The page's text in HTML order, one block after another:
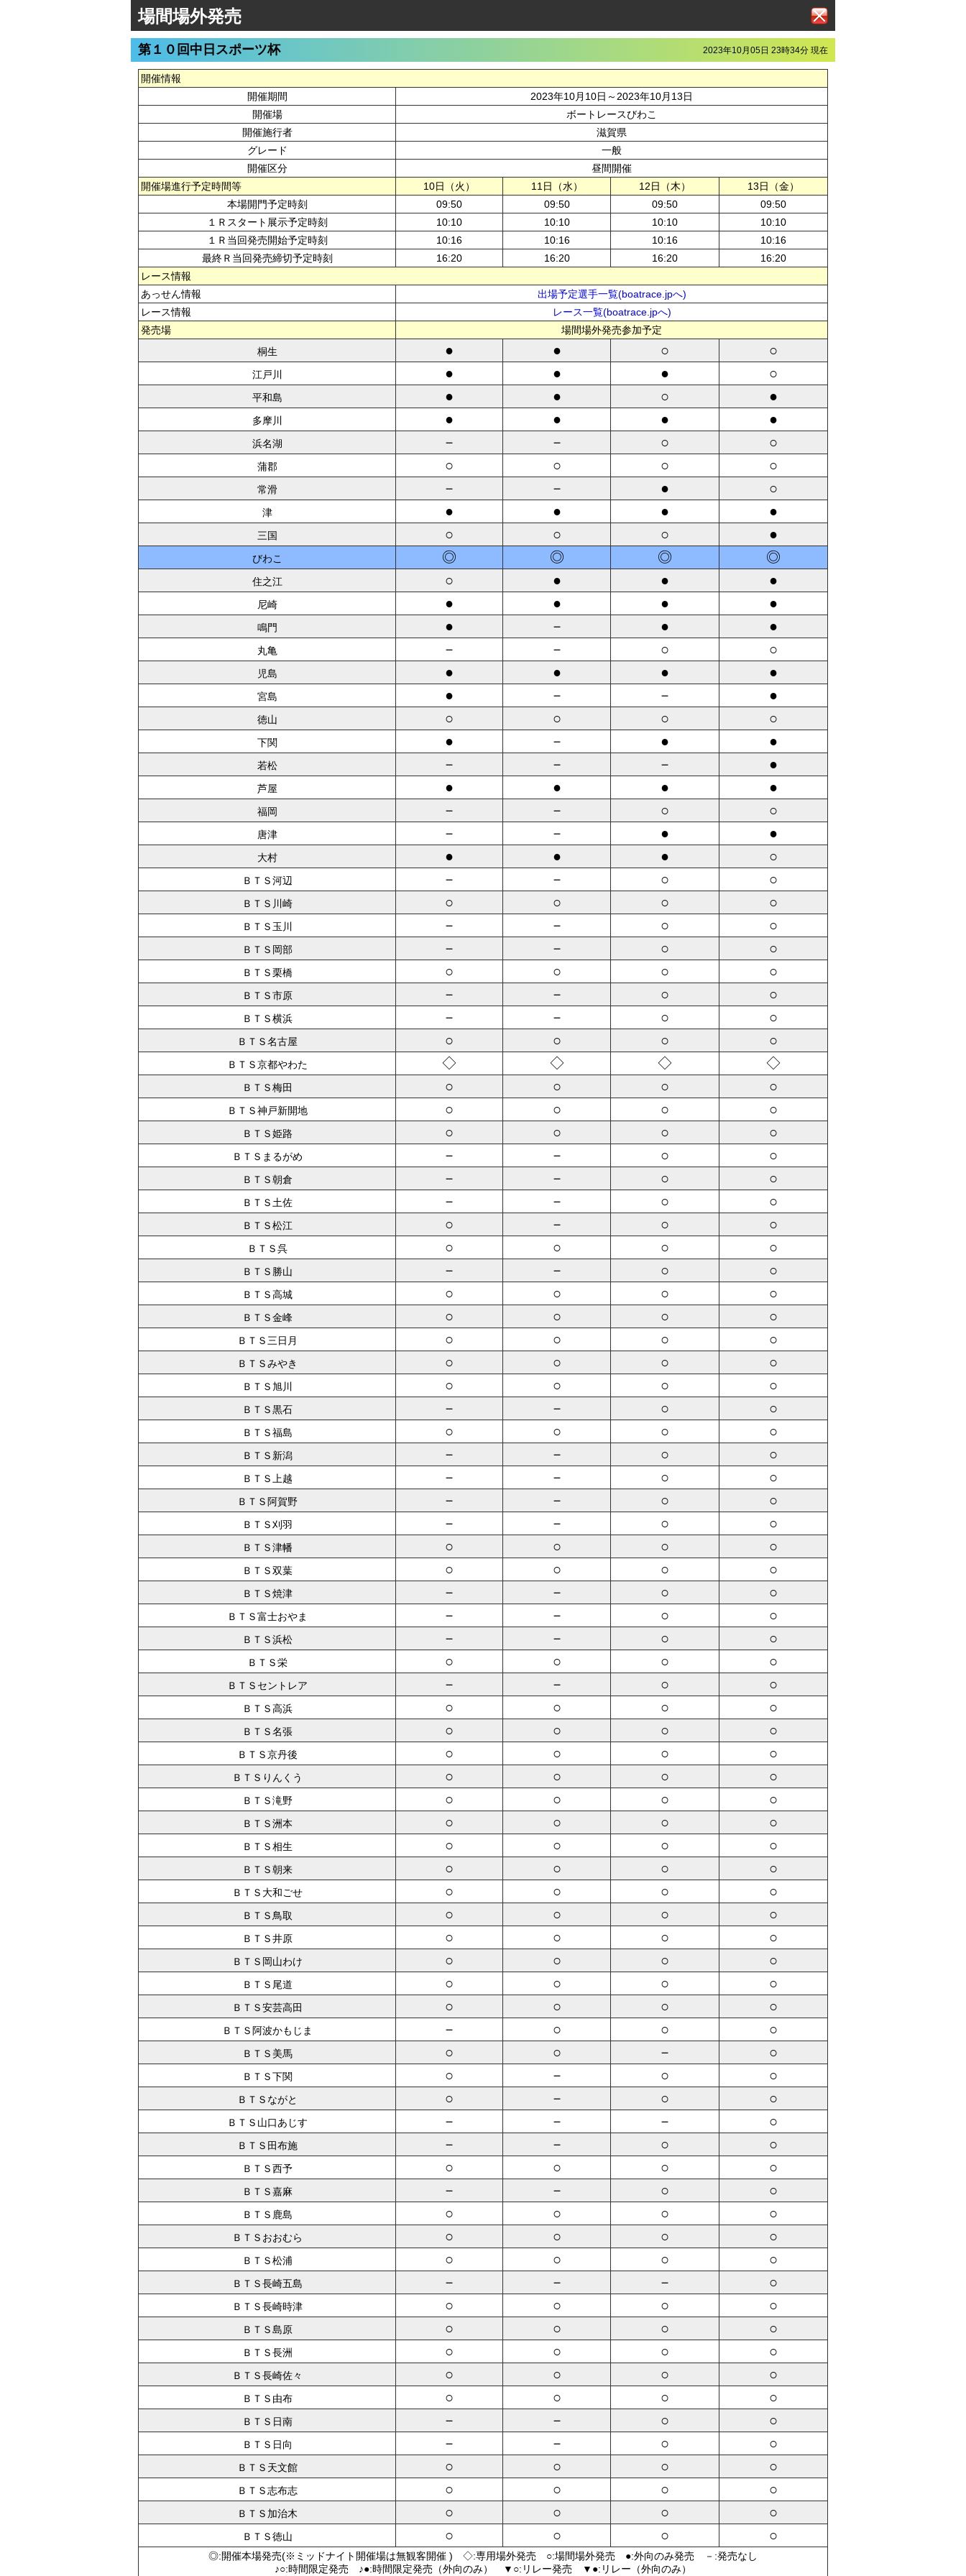
場間場外発売
2023年10月05日 23時34分 現在
第１０回中日スポーツ杯
開催情報
開催期間
2023年10月10日～2023年10月13日
開催場
ボートレースびわこ
開催施行者
滋賀県
グレード
一般
開催区分
昼間開催
開催場進行予定時間等
10日（火） 11日（水） 12日（木）
13日（金）
本場開門予定時刻
09:50 09:50 09:50
09:50
１Ｒスタート展示予定時刻
10:10 10:10 10:10
10:10
１Ｒ当回発売開始予定時刻
10:16 10:16 10:16
10:16
最終Ｒ当回発売締切予定時刻
16:20 16:20 16:20
16:20
レース情報
あっせん情報
出場予定選手一覧(boatrace.jpへ)
レース情報
レース一覧(boatrace.jpへ)
発売場
場間場外発売参加予定
桐生
● ● ○ ○
江戸川 ● ● ● ○
平和島 ● ● ○ ●
多摩川 ● ● ● ●
浜名湖 － － ○ ○
蒲郡 ○ ○ ○ ○
常滑 － － ● ○
津 ● ● ● ●
三国 ○ ○ ○ ●
びわこ ◎ ◎ ◎ ◎
住之江 ○ ● ● ●
尼崎 ● ● ● ●
鳴門 ● － ● ●
丸亀 － － ○ ○
児島 ● ● ● ●
宮島 ● － － ●
徳山 ○ ○ ○ ○
下関 ● － ● ●
若松 － － － ●
芦屋 ● ● ● ●
福岡 － － ○ ○
唐津 － － ● ●
大村 ● ● ● ○
ＢＴＳ河辺 － － ○ ○
ＢＴＳ川崎 ○ ○ ○ ○
ＢＴＳ玉川 － － ○ ○
ＢＴＳ岡部 － － ○ ○
ＢＴＳ栗橋 ○ ○ ○ ○
ＢＴＳ市原 － － ○ ○
ＢＴＳ横浜 － － ○ ○
ＢＴＳ名古屋 ○ ○ ○ ○
ＢＴＳ京都やわた ◇ ◇ ◇ ◇
ＢＴＳ梅田 ○ ○ ○ ○
ＢＴＳ神戸新開地 ○ ○ ○ ○
ＢＴＳ姫路 ○ ○ ○ ○
ＢＴＳまるがめ － － ○ ○
ＢＴＳ朝倉 － － ○ ○
ＢＴＳ土佐 － － ○ ○
ＢＴＳ松江 ○ － ○ ○
ＢＴＳ呉 ○ ○ ○ ○
ＢＴＳ勝山 － － ○ ○
ＢＴＳ高城 ○ ○ ○ ○
ＢＴＳ金峰 ○ ○ ○ ○
ＢＴＳ三日月 ○ ○ ○ ○
ＢＴＳみやき ○ ○ ○ ○
ＢＴＳ旭川 ○ ○ ○ ○
ＢＴＳ黒石 － － ○ ○
ＢＴＳ福島 ○ ○ ○ ○
ＢＴＳ新潟 － － ○ ○
ＢＴＳ上越 － － ○ ○
ＢＴＳ阿賀野 － － ○ ○
ＢＴＳ刈羽 － － ○ ○
ＢＴＳ津幡 ○ ○ ○ ○
ＢＴＳ双葉 ○ ○ ○ ○
ＢＴＳ焼津 － － ○ ○
ＢＴＳ富士おやま － － ○ ○
ＢＴＳ浜松 － － ○ ○
ＢＴＳ栄 ○ ○ ○ ○
ＢＴＳセントレア － － ○ ○
ＢＴＳ高浜 ○ ○ ○ ○
ＢＴＳ名張 ○ ○ ○ ○
ＢＴＳ京丹後 ○ ○ ○ ○
ＢＴＳりんくう ○ ○ ○ ○
ＢＴＳ滝野 ○ ○ ○ ○
ＢＴＳ洲本 ○ ○ ○ ○
ＢＴＳ相生 ○ ○ ○ ○
ＢＴＳ朝来 ○ ○ ○ ○
ＢＴＳ大和ごせ ○ ○ ○ ○
ＢＴＳ鳥取 ○ ○ ○ ○
ＢＴＳ井原 ○ ○ ○ ○
ＢＴＳ岡山わけ ○ ○ ○ ○
ＢＴＳ尾道 ○ ○ ○ ○
ＢＴＳ安芸高田 ○ ○ ○ ○
ＢＴＳ阿波かもじま － ○ ○ ○
ＢＴＳ美馬 ○ ○ － ○
ＢＴＳ下関 ○ － ○ ○
ＢＴＳながと ○ － ○ ○
ＢＴＳ山口あじす － － － ○
ＢＴＳ田布施 － － ○ ○
ＢＴＳ西予 ○ ○ ○ ○
ＢＴＳ嘉麻 － － ○ ○
ＢＴＳ鹿島 ○ ○ ○ ○
ＢＴＳおおむら ○ ○ ○ ○
ＢＴＳ松浦 ○ ○ ○ ○
ＢＴＳ長崎五島 － － － ○
ＢＴＳ長崎時津 ○ ○ ○ ○
ＢＴＳ島原 ○ ○ ○ ○
ＢＴＳ長洲 ○ ○ ○ ○
ＢＴＳ長崎佐々 ○ ○ ○ ○
ＢＴＳ由布 ○ ○ ○ ○
ＢＴＳ日南 － － ○ ○
ＢＴＳ日向 － － ○ ○
ＢＴＳ天文館 ○ ○ ○ ○
ＢＴＳ志布志 ○ ○ ○ ○
ＢＴＳ加治木 ○ ○ ○ ○
ＢＴＳ徳山 ○ ○ ○ ○
◎:開催本場発売(※ミッドナイト開催場は無観客開催 ) ◇:専用場外発売 ○:場間場外発売 ●:外向のみ発売 －:発売なし
♪○:時間限定発売 ♪●:時間限定発売（外向のみ） ▼○:リレー発売 ▼●:リレー（外向のみ）